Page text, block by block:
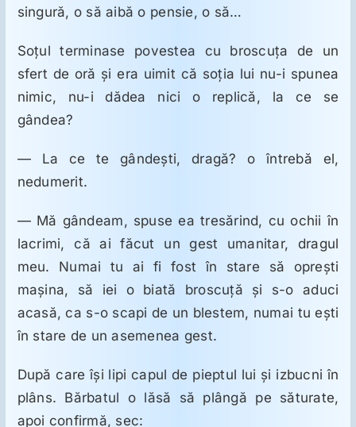
singură, o să aibă o pensie, o să…
Soţul terminase povestea cu broscuţa de un
sfert de oră şi era uimit că soţia lui nu-i spunea
nimic, nu-i dădea nici o replică, la ce se
gândea?
— La ce te gândeşti, dragă? o întrebă el,
nedumerit.
— Mă gândeam, spuse ea tresărind, cu ochii în
lacrimi, că ai făcut un gest umanitar, dragul
meu. Numai tu ai fi fost în stare să opreşti
maşina, să iei o biată broscuţă şi s-o aduci
acasă, ca s-o scapi de un blestem, numai tu eşti
în stare de un asemenea gest.
După care îşi lipi capul de pieptul lui şi izbucni în
plâns. Bărbatul o lăsă să plângă pe săturate,
apoi confirmă, sec: